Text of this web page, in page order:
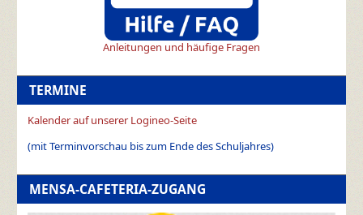
Anleitungen und häufige Fragen
TERMINE
Kalender auf unserer Logineo-Seite
(mit Terminvorschau bis zum Ende des Schuljahres)
MENSA-CAFETERIA-ZUGANG